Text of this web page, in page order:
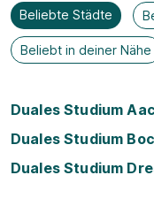
Beliebte Städte
Beliebt in deiner Nähe
Duales Studium
Duales Studium
Duales Studium